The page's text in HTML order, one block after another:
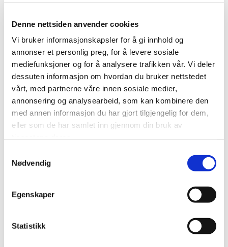
Denne nettsiden anvender cookies
Vi bruker informasjonskapsler for å gi innhold og
annonser et personlig preg, for å levere sosiale
mediefunksjoner og for å analysere trafikken vår. Vi deler
dessuten informasjon om hvordan du bruker nettstedet
vårt, med partnerne våre innen sosiale medier,
annonsering og analysearbeid, som kan kombinere den
med annen informasjon du har gjort tilgjengelig for dem,
eller som de har samlet inn gjennom din bruk av
Nødvendig
Egenskaper
Statistikk
Vi gjør alt for at din firbente venn skal trives og
avdelinger, slik at miljøet blir roligere, mer